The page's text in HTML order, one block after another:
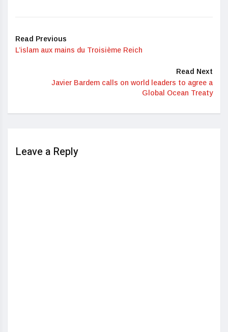
Read Previous
L’islam aux mains du Troisième Reich
Read Next
Javier Bardem calls on world leaders to agree a
Global Ocean Treaty
Leave a Reply